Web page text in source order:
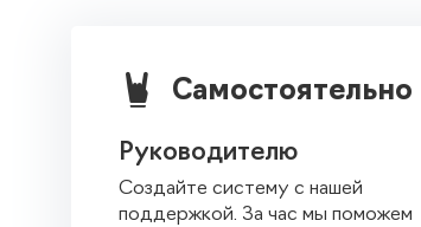
 Самостоятельно
Руководителю
Создайте систему с нашей
поддержкой. За час мы поможем